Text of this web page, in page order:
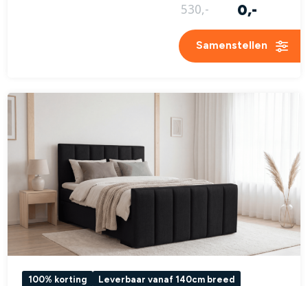
530,- 0,-
Samenstellen
100% korting Leverbaar vanaf 140cm breed